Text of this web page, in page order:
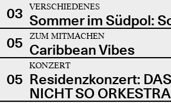
03
VERSCHIEDENES
Sommer im Südpol:
05
ZUM MITMACHEN
Caribbean Vibes
05
KONZERT
Residenzkonzert:
NICHT SO ORKESTRA